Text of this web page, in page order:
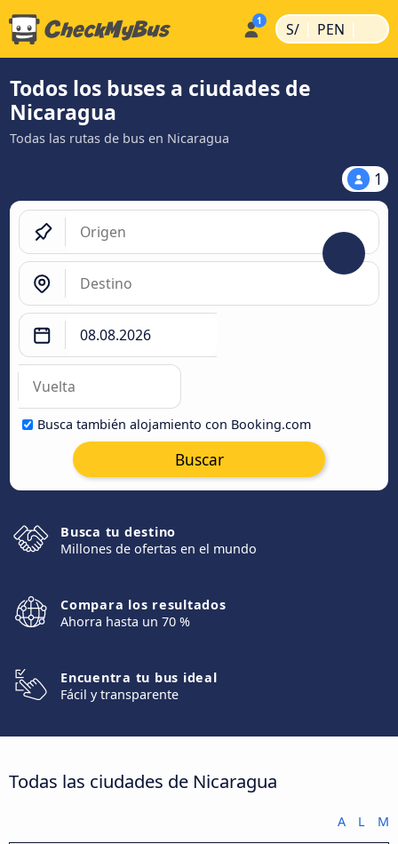
S/ | PEN |
Todos los buses a ciudades de
Nicaragua
Todas las rutas de bus en Nicaragua
1
Busca también alojamiento con Booking.com
Buscar
Busca tu destino
Millones de ofertas en el mundo
Compara los resultados
Ahorra hasta un 70 %
Encuentra tu bus ideal
Fácil y transparente
Todas las ciudades de Nicaragua
A L M